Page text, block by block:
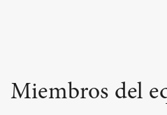
Miembros del